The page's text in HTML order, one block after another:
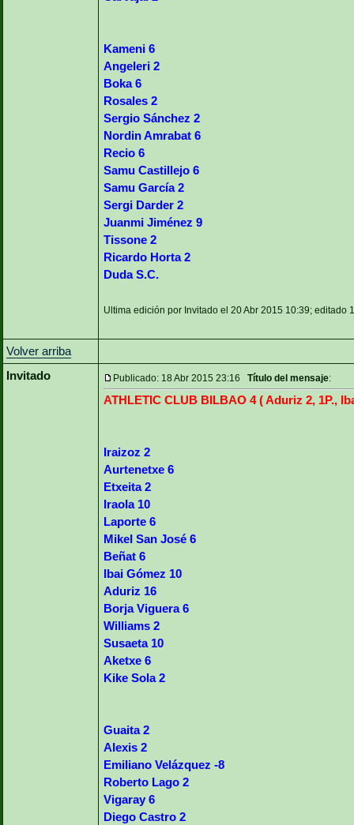
Kameni 6
Angeleri 2
Boka 6
Rosales 2
Sergio Sánchez 2
Nordin Amrabat 6
Recio 6
Samu Castillejo 6
Samu García 2
Sergi Darder 2
Juanmi Jiménez 9
Tissone 2
Ricardo Horta 2
Duda S.C.
Ultima edición por Invitado el 20 Abr 2015 10:39; editado
Volver arriba
Invitado
Publicado: 18 Abr 2015 23:16 Título del mensaje:
ATHLETIC CLUB BILBAO 4 ( Aduriz 2, 1P.,
Iraizoz 2
Aurtenetxe 6
Etxeita 2
Iraola 10
Laporte 6
Mikel San José 6
Beñat 6
Ibai Gómez 10
Aduriz 16
Borja Viguera 6
Williams 2
Susaeta 10
Aketxe 6
Kike Sola 2
Guaita 2
Alexis 2
Emiliano Velázquez -8
Roberto Lago 2
Vigaray 6
Diego Castro 2